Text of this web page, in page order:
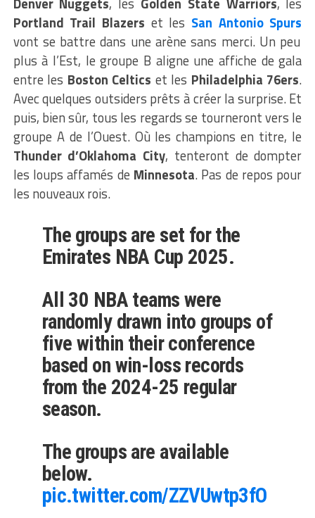
Portland Trail Blazers et les San Antonio Spurs
vont se battre dans une arène sans merci. Un peu
plus à l’Est, le groupe B aligne une affiche de gala
entre les Boston Celtics et les Philadelphia 76ers.
Avec quelques outsiders prêts à créer la surprise. Et
puis, bien sûr, tous les regards se tourneront vers le
groupe A de l’Ouest. Où les champions en titre, le
Thunder d’Oklahoma City, tenteront de dompter
les loups affamés de Minnesota. Pas de repos pour
les nouveaux rois.
The groups are set for the
Emirates NBA Cup 2025.
All 30 NBA teams were
randomly drawn into groups of
five within their conference
based on win-loss records
from the 2024-25 regular
season.
The groups are available
below.
pic.twitter.com/ZZVUwtp3fO